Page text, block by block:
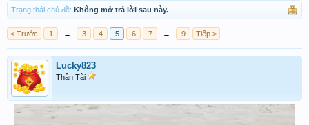
Trạng thái chủ đề: Không mở trả lời sau này.
< Trước 1 ← 3 4 5 6 7 → 9 Tiếp >
Lucky823
Thần Tài